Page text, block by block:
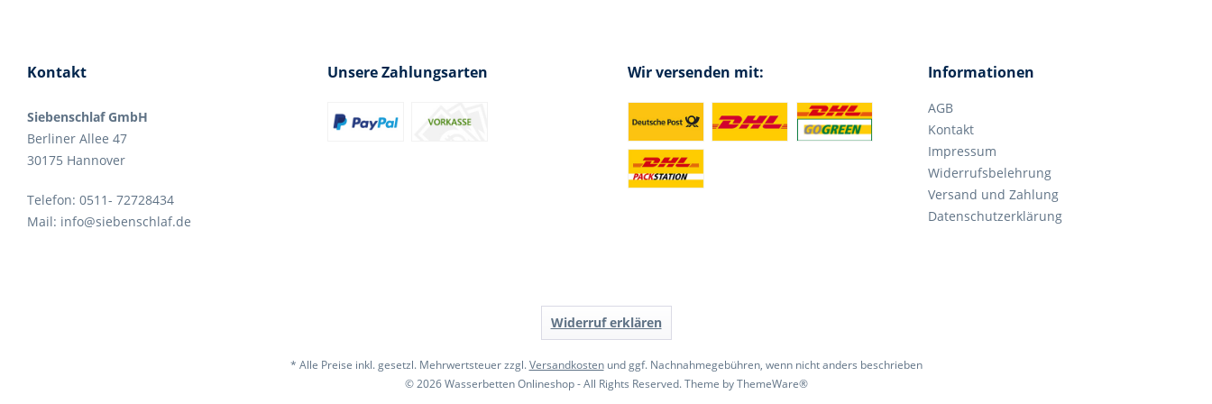
Kontakt
Siebenschlaf GmbH
Berliner Allee 47
30175 Hannover
Telefon: 0511- 72728434
Mail: info@siebenschlaf.de
Unsere Zahlungsarten Wir versenden mit: Informationen
AGB
Kontakt
Impressum
Widerrufsbelehrung
Versand und Zahlung
Datenschutzerklärung
Widerruf erklären
* Alle Preise inkl. gesetzl. Mehrwertsteuer zzgl.Versandkostenund ggf. Nachnahmegebühren, wenn nicht anders beschrieben
© 2026 Wasserbetten Onlineshop - All Rights Reserved. Theme byThemeWare®